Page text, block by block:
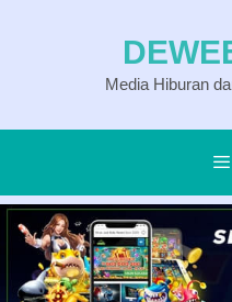
Media Hiburan